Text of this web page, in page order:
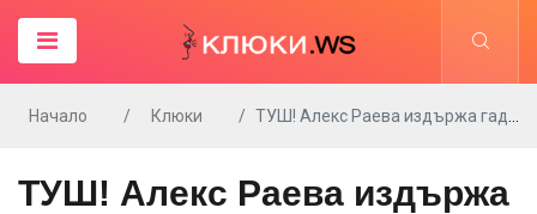
Начало Клюки ТУШ! Алекс Раева издържа гаджето си
ТУШ! Алекс Раева издържа